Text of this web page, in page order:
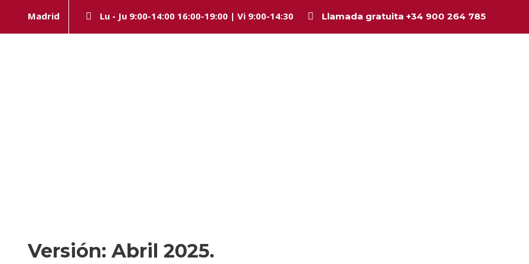
Madrid Lu - Ju 9:00-14:00 16:00-19:00 | Vi 9:00-14:30 Llamada gratuita +34 900 264 785
Versión: Abril 2025.